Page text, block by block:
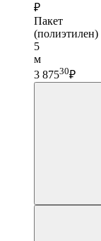
₽
Пакет
(полиэтилен)
5
м
3 87530₽